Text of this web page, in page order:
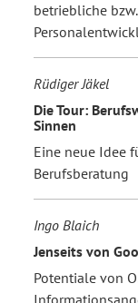
betriebliche
Rüdiger Jäkel
Die Tour:
Sinnen
Eine neue Idee
Berufsberatung
Ingo Blaich
Jenseits von
Potentiale von